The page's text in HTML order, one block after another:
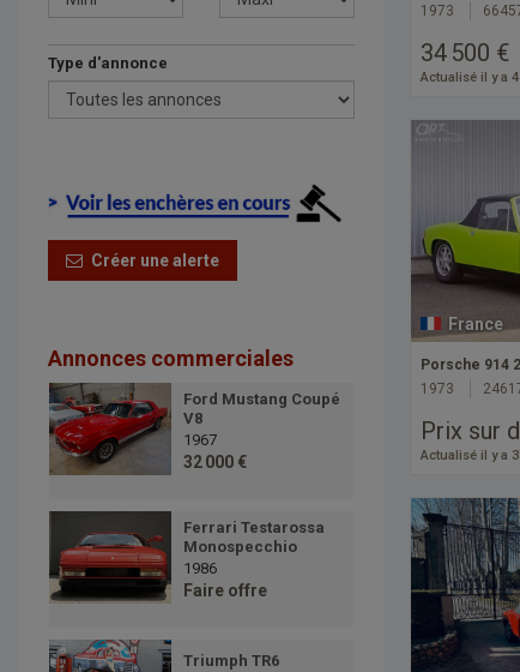
Type d'annonce
Créer une alerte
Annonces commerciales
Ford Mustang Coupé
V8
1967
32 000 €
Ferrari Testarossa
Monospecchio
1986
Faire offre
Triumph TR6
1973
34 500 €
Actualisé il y a
France
Porsche 914
1973
Prix sur
Actualisé il y a